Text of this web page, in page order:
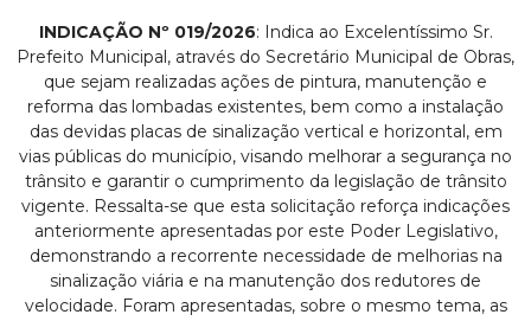
INDICAÇÃO Nº 019/2026: Indica ao Excelentíssimo Sr.
Prefeito Municipal, através do Secretário Municipal de Obras,
que sejam realizadas ações de pintura, manutenção e
reforma das lombadas existentes, bem como a instalação
das devidas placas de sinalização vertical e horizontal, em
vias públicas do município, visando melhorar a segurança no
trânsito e garantir o cumprimento da legislação de trânsito
vigente. Ressalta-se que esta solicitação reforça indicações
anteriormente apresentadas por este Poder Legislativo,
demonstrando a recorrente necessidade de melhorias na
sinalização viária e na manutenção dos redutores de
velocidade. Foram apresentadas, sobre o mesmo tema, as